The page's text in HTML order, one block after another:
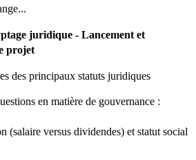
juridique - Lancement et
projet
des principaux statuts juridiques
en matière de gouvernance :
versus dividendes) et statut social